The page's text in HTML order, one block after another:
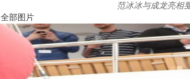
范冰冰与成龙亮相
全部图片